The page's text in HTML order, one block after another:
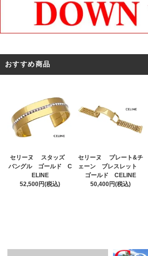
おすすめ商品
セリーヌ スタッズ
バングル ゴールド C
ELINE
52,500円(税込)
セリーヌ プレート&チ
ェーン ブレスレット
ゴールド CELINE
50,400円(税込)